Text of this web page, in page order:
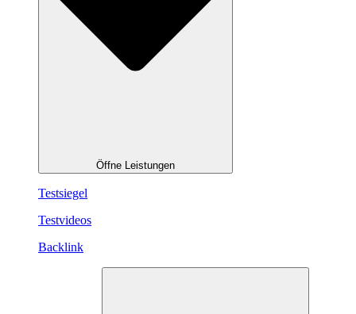
Öffne Leistungen
Testsiegel
Testvideos
Backlink